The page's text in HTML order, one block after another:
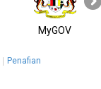
MyGOV
Penafian